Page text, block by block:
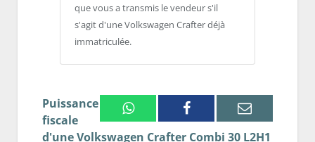
que vous a transmis le vendeur s'il
s'agit d'une Volkswagen Crafter déjà
immatriculée.
WhatsappFacebook Email
Puissance
fiscale
d'une Volkswagen Crafter Combi 30 L2H1